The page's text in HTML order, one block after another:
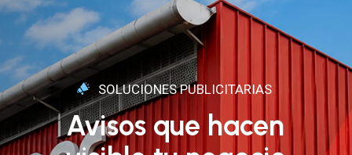
Avisos que hacen
SOLUCIONES PUBLICITARIAS